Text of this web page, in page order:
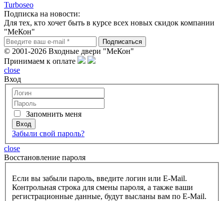
Turboseo
Подписка на новости:
Для тех, кто хочет быть в курсе всех новых скидок компании
"МеКон"
© 2001-2026 Входные двери "МеКон"
Принимаем к оплате
close
Вход
Запомнить меня
Забыли свой пароль?
close
Восcтановление пароля
Если вы забыли пароль, введите логин или E-Mail.
Контрольная строка для смены пароля, а также ваши
регистрационные данные, будут высланы вам по E-Mail.